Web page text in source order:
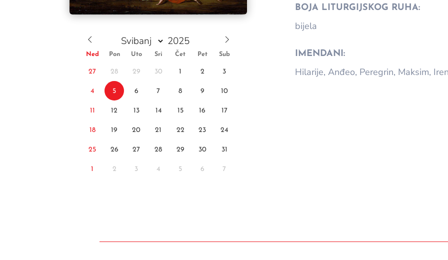
Ned Pon Uto Sri Čet Pet Sub
27 28 29 30 1 2 3
4 5 6 7 8 9 10
11 12 13 14 15 16 17
18 19 20 21 22 23 24
25 26 27 28 29 30 31
1 2 3 4 5 6 7
BOJA LITURGIJSKOG RUHA:
bijela
IMENDANI:
Hilarije, Anđeo, Peregrin, Maksim,